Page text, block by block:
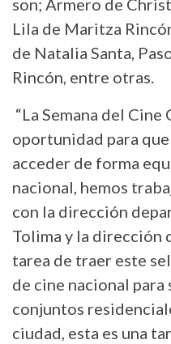
son; Armero de
Lila de Maritza
de Natalia Santa,
Rincón, entre otras.
“La Semana del
oportunidad para
acceder de forma
nacional, hemos
con la dirección
Tolima y la dirección
tarea de traer este
de cine nacional para
conjuntos
ciudad, esta es una